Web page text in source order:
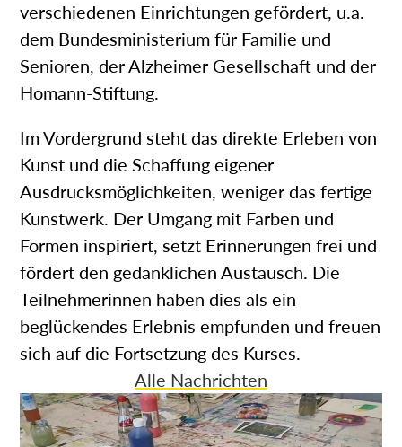
verschiedenen Einrichtungen gefördert, u.a.
dem Bundesministerium für Familie und
Senioren, der Alzheimer Gesellschaft und der
Homann-Stiftung.
Im Vordergrund steht das direkte Erleben von
Kunst und die Schaffung eigener
Ausdrucksmöglichkeiten, weniger das fertige
Kunstwerk. Der Umgang mit Farben und
Formen inspiriert, setzt Erinnerungen frei und
fördert den gedanklichen Austausch. Die
Teilnehmerinnen haben dies als ein
beglückendes Erlebnis empfunden und freuen
sich auf die Fortsetzung des Kurses.
Alle Nachrichten